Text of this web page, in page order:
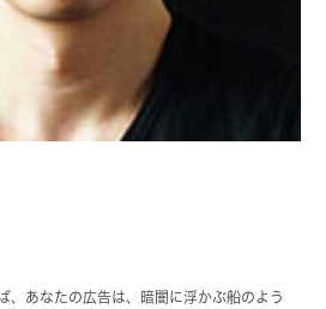
、あなたの広告は、暗闇に浮かぶ船のよう